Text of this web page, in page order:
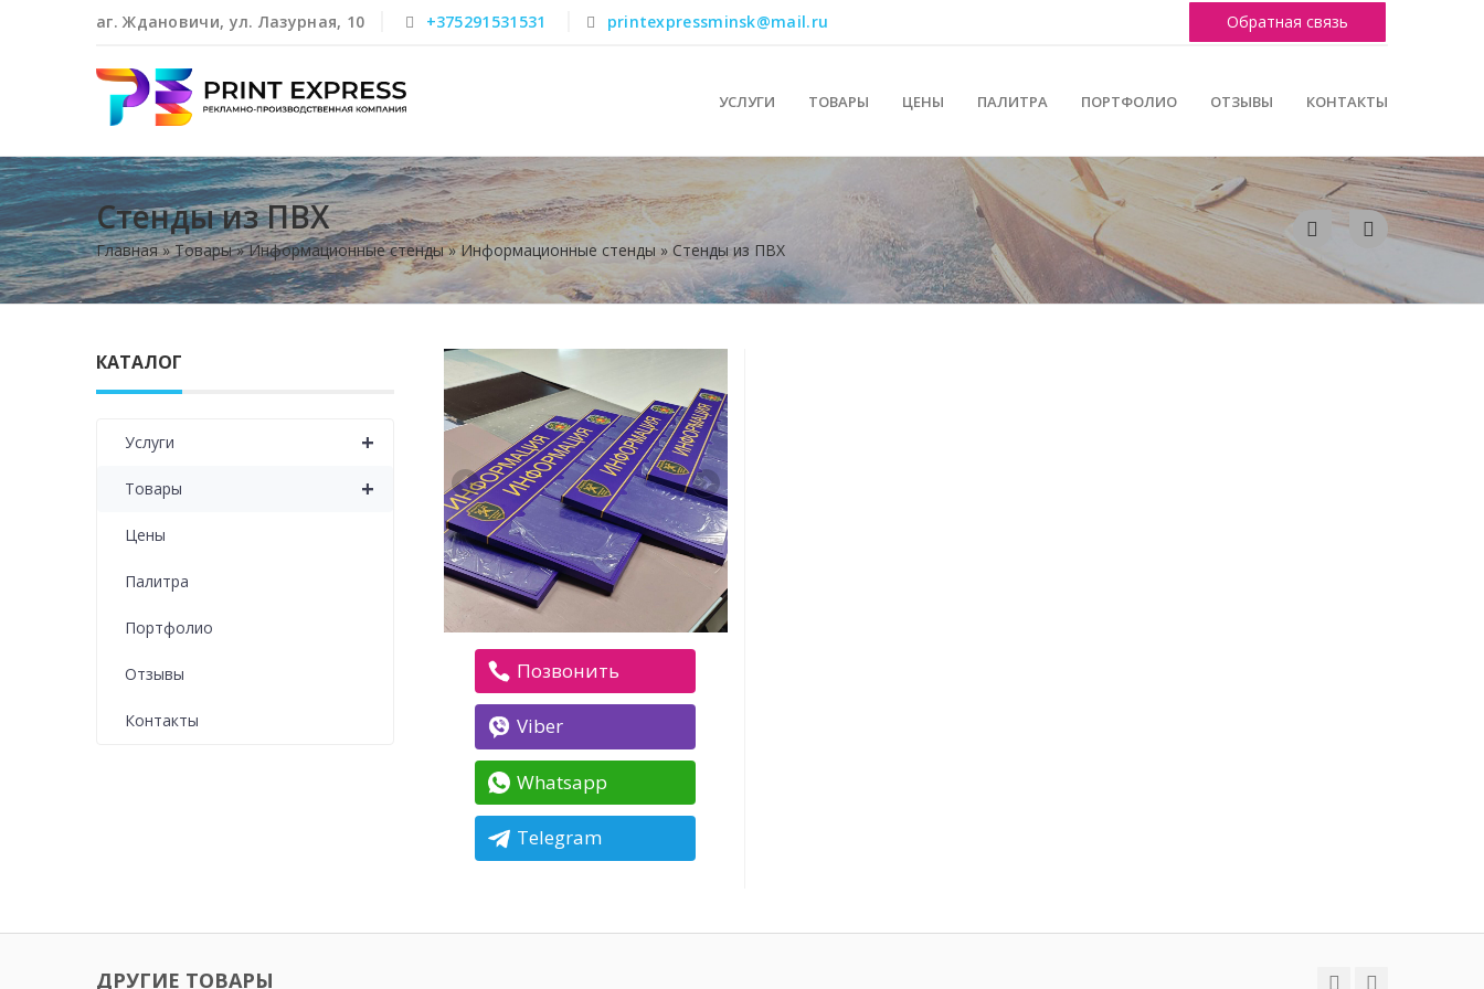
Обратная связь
аг. Ждановичи, ул. Лазурная, 10 +375291531531 printexpressminsk@mail.ru
УСЛУГИ ТОВАРЫ ЦЕНЫ ПАЛИТРА ПОРТФОЛИО ОТЗЫВЫ КОНТАКТЫ
Стенды из ПВХ
Главная » Товары » Информационные стенды » Информационные стенды » Стенды из ПВХ
КАТАЛОГ
+
Услуги
+
Товары
Цены
Палитра
Портфолио
Отзывы
Контакты
Позвонить
Viber
Whatsapp
Telegram
ДРУГИЕ ТОВАРЫ